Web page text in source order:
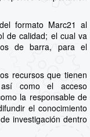
formato Marc21 al
de calidad; el cual va
de barra, para el
recursos que tienen
como el acceso
la responsable de
el conocimiento
investigación dentro